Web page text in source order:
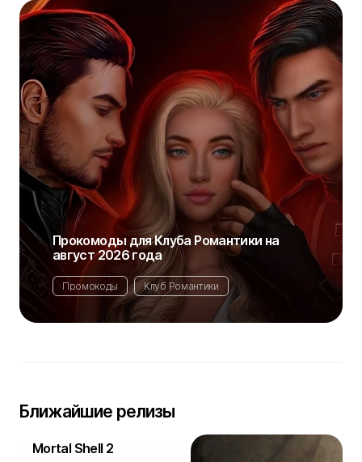
Прокомоды для Клуба Романтики на
август 2026 года
Промокоды Клуб Романтики
Ближайшие релизы
Mortal Shell 2